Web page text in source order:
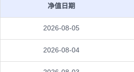
净值日期
2026-08-05
2026-08-04